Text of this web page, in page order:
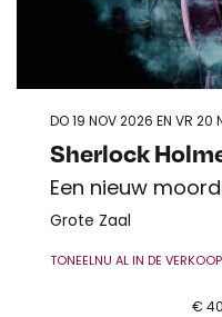
Sherlock
Een nieuw
DO 19 NOV 2026 EN VR 20
Grote Zaal
TONEELNU AL IN DE
€